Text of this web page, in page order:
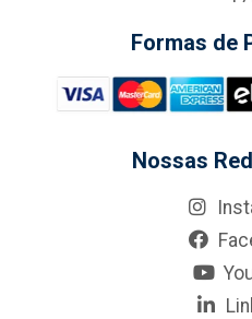
Formas de
Nossas